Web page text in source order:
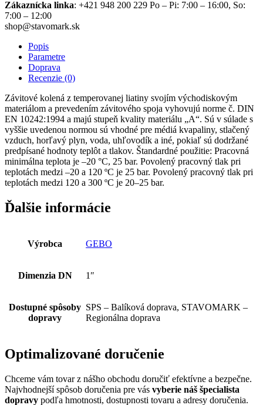
Zákaznícka linka: +421 948 200 229 Po – Pi: 7:00 – 16:00, So:
7:00 – 12:00
shop@stavomark.sk
Popis
Parametre
Doprava
Recenzie (0)
Závitové kolená z temperovanej liatiny svojím východiskovým
materiálom a prevedením závitového spoja vyhovujú norme č. DIN
EN 10242:1994 a majú stupeň kvality materiálu „A“. Sú v súlade s
vyššie uvedenou normou sú vhodné pre médiá kvapaliny, stlačený
vzduch, horľavý plyn, voda, uhľovodík a iné, pokiaľ sú dodržané
predpísané hodnoty teplôt a tlakov. Štandardné použitie: Pracovná
minimálna teplota je –20 °C, 25 bar. Povolený pracovný tlak pri
teplotách medzi –20 a 120 ºC je 25 bar. Povolený pracovný tlak pri
teplotách medzi 120 a 300 ºC je 20–25 bar.
Ďalšie informácie
Výrobca GEBO
Dimenzia DN 1″
Dostupné spôsoby
dopravy
SPS – Balíková doprava, STAVOMARK –
Regionálna doprava
Optimalizované doručenie
Chceme vám tovar z nášho obchodu doručiť efektívne a bezpečne.
Najvhodnejší spôsob doručenia pre vás vyberie náš špecialista
dopravy podľa hmotnosti, dostupnosti tovaru a adresy doručenia.